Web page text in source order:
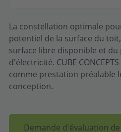
La constellation optimale
potentiel de la surface du
surface libre disponible et
d'électricité. CUBE
comme prestation préalable
conception.
Demande d'évaluation